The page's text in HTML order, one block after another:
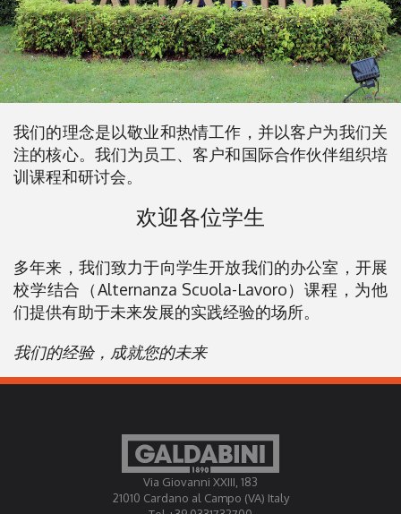
我们的理念是以敬业和热情工作，并以客户为我们关
注的核心。我们为员工、客户和国际合作伙伴组织培
训课程和研讨会。
欢迎各位学生
多年来，我们致力于向学生开放我们的办公室，开展
校学结合（Alternanza Scuola-Lavoro）课程，为他
们提供有助于未来发展的实践经验的场所。
我们的经验，成就您的未来
Via Giovanni XXIII, 183
21010 Cardano al Campo (VA) Italy